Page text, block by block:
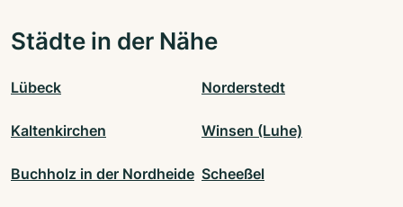
Städte in der Nähe
Lübeck Norderstedt
Kaltenkirchen Winsen (Luhe)
Buchholz in der Nordheide Scheeßel